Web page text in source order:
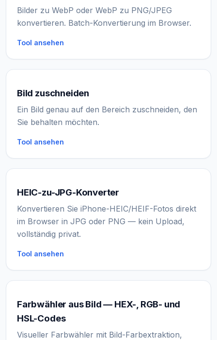
Bilder zu WebP oder WebP zu PNG/JPEG
konvertieren. Batch-Konvertierung im Browser.
Tool ansehen
Bild zuschneiden
Ein Bild genau auf den Bereich zuschneiden, den
Sie behalten möchten.
Tool ansehen
HEIC-zu-JPG-Konverter
Konvertieren Sie iPhone-HEIC/HEIF-Fotos direkt
im Browser in JPG oder PNG — kein Upload,
vollständig privat.
Tool ansehen
Farbwähler aus Bild — HEX-, RGB- und
HSL-Codes
Visueller Farbwähler mit Bild-Farbextraktion,